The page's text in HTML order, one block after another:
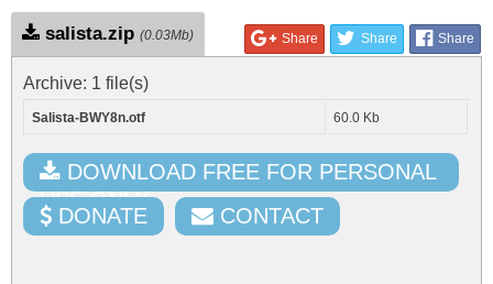
salista.zip (0.03Mb) Share Share Share
Archive: 1 file(s)
Salista-BWY8n.otf 60.0 Kb
DOWNLOAD FREE FOR PERSONAL
USE ONLY
DONATE CONTACT